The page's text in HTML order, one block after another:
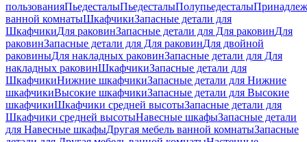
пользованияПьедесталыПьедесталыПолупьедесталы
ванной комнатыШкафчикиЗапасные детали для
ШкафчикиДля раковинЗапасные детали для Для раковинДля
раковинЗапасные детали для Для раковинДля двойной
раковиныДля накладных pаковинЗапасные детали для Для
накладных pаковинШкафчикиЗапасные детали для
ШкафчикиНижние шкафчикиЗапасные детали для Нижние
шкафчикиВысокие шкафчикиЗапасные детали для Высокие
шкафчикиШкафчики средней высотыЗапасные детали для
Шкафчики средней высотыНавесные шкафыЗапасные детали
для Навесные шкафыДругая мебель ванной комнатыЗапасные